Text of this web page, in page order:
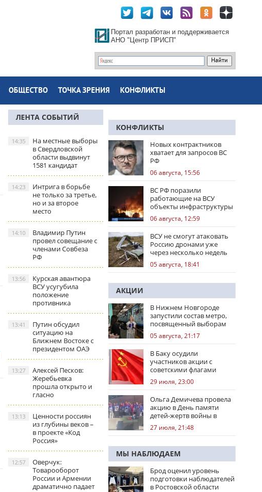
Портал разработан и поддерживается
АНО "Центр ПРИСП"
ОБЩЕСТВО ТОЧКА ЗРЕНИЯ КОНФЛИКТЫ
ЛЕНТА СОБЫТИЙ
На местные выборы
в Свердловской
области выдвинут
1581 кандидат
14:35
Интрига в борьбе
не только за третье,
но и за второе
место
14:23
Владимир Путин
провел совещание с
членами Совбеза
РФ
14:10
Курская авантюра
ВСУ усугубила
положение
противника
13:56
Путин обсудил
ситуацию на
Ближнем Востоке с
президентом ОАЭ
13:41
Алексей Песков:
Жеребьевка
прошла открыто и
гласно
13:27
Ценности россиян
из глубины веков –
в проекте «Код
Россия»
13:13
Оверчук:
Товарооборот
России и Армении
драматично падает
12:57
КОНФЛИКТЫ
Новых контрактников
хватает для запросов ВС
РФ
06 августа, 15:56
ВС РФ поразили
работающие на ВСУ
объекты инфраструктуры
и центры логистики
06 августа, 12:59
ВСУ не смогут атаковать
Россию дронами уже
через несколько недель
05 августа, 18:41
АКЦИИ
В Нижнем Новгороде
запустили состав метро,
посвященный выборам
05 августа, 21:17
В Баку осудили
участников акции с
советскими флагами
29 июля, 23:00
Ольга Демичева провела
акцию в День памяти
детей-жертв войны в
Донбассе
27 июля, 21:48
МЫ НАБЛЮДАЕМ
Брод оценил уровень
подготовки наблюдателей
в Ростовской области